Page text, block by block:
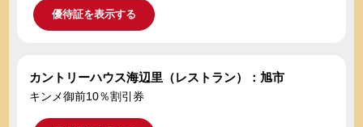
優待証を表示する
カントリーハウス海辺里（レストラン）：旭市
キンメ御前10％割引券